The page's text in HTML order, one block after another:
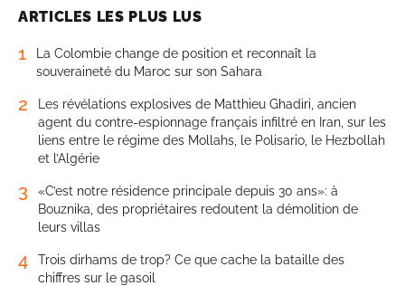
ARTICLES LES PLUS LUS
1
La Colombie change de position et reconnaît la
souveraineté du Maroc sur son Sahara
2
Les révélations explosives de Matthieu Ghadiri, ancien
agent du contre-espionnage français infiltré en Iran, sur les
liens entre le régime des Mollahs, le Polisario, le Hezbollah
et l’Algérie
3
«C’est notre résidence principale depuis 30 ans»: à
Bouznika, des propriétaires redoutent la démolition de
leurs villas
4
Trois dirhams de trop? Ce que cache la bataille des
chiffres sur le gasoil